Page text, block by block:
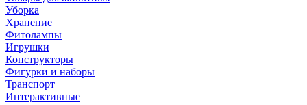
Уборка
Хранение
Фитолампы
Игрушки
Конструкторы
Фигурки и наборы
Транспорт
Интерактивные